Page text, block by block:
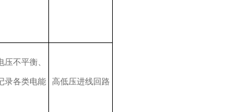
不平衡、
录各类电能 高低压进线回路